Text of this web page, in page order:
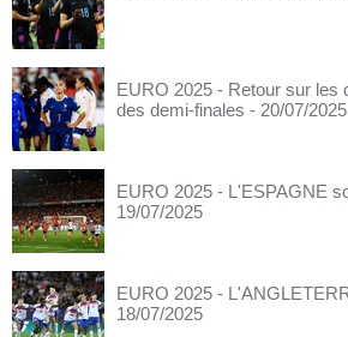
EURO 2025 - Retour sur les
des demi-finales - 20/07/2025
EURO 2025 - L'ESPAGNE
19/07/2025
EURO 2025 -
18/07/2025